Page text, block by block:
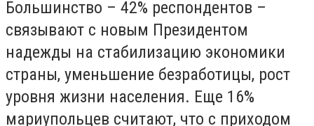
Большинство – 42% респондентов –
связывают с новым Президентом
надежды на стабилизацию экономики
страны, уменьшение безработицы, рост
уровня жизни населения. Еще 16%
мариупольцев считают, что с приходом